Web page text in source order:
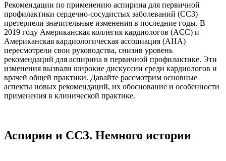
Рекомендации по применению аспирина для первичной
профилактики сердечно-сосудистых заболеваний (ССЗ)
претерпели значительные изменения в последние годы. В
2019 году Американская коллегия кардиологов (ACC) и
Американская кардиологическая ассоциация (AHA)
пересмотрели свои руководства, снизив уровень
рекомендаций для аспирина в первичной профилактике. Эти
изменения вызвали широкие дискуссии среди кардиологов и
врачей общей практики. Давайте рассмотрим основные
аспекты новых рекомендаций, их обоснование и особенности
применения в клинической практике.
Аспирин и ССЗ. Немного истории